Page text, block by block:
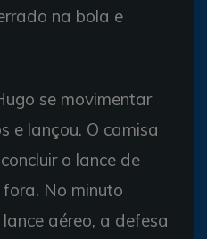
na bola e
se movimentar
e lançou. O camisa
o lance de
No minuto
aéreo, a defesa